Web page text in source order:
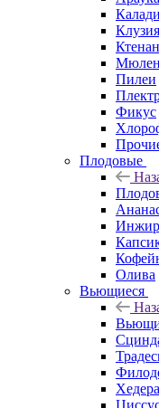
Клузия
Пилеи
Фикус
Плодовые
Инжир
Олива
Вьющиеся